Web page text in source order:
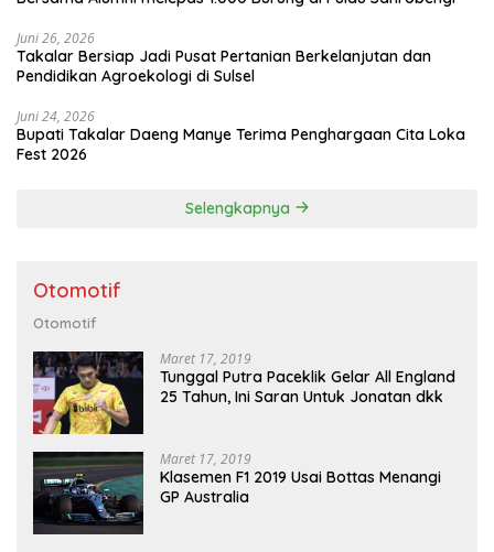
Juni 26, 2026
Takalar Bersiap Jadi Pusat Pertanian Berkelanjutan dan
Pendidikan Agroekologi di Sulsel
Juni 24, 2026
Bupati Takalar Daeng Manye Terima Penghargaan Cita Loka
Fest 2026
Selengkapnya
Otomotif
Otomotif
Maret 17, 2019
Tunggal Putra Paceklik Gelar All England
25 Tahun, Ini Saran Untuk Jonatan dkk
Maret 17, 2019
Klasemen F1 2019 Usai Bottas Menangi
GP Australia